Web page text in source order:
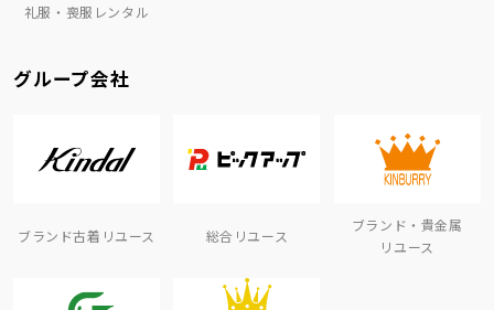
礼服・喪服レンタル
グループ会社
ブランド古着リユース 総合リユース
ブランド・貴金属
リユース